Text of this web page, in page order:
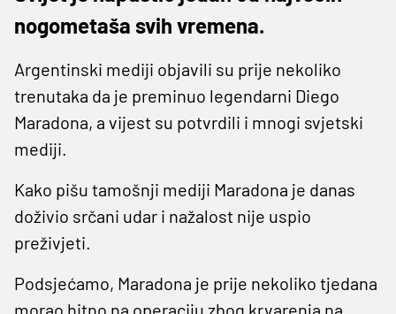
nogometaša svih vremena.
Argentinski mediji objavili su prije nekoliko
trenutaka da je preminuo legendarni Diego
Maradona, a vijest su potvrdili i mnogi svjetski
mediji.
Kako pišu tamošnji mediji Maradona je danas
doživio srčani udar i nažalost nije uspio
preživjeti.
Podsjećamo, Maradona je prije nekoliko tjedana
morao hitno na operaciju zbog krvarenja na